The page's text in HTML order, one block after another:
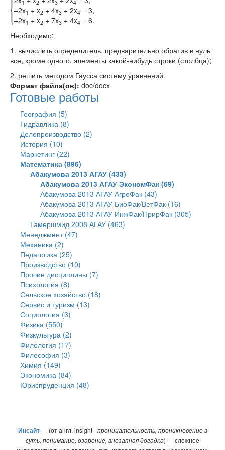
1 2 3 4
–2x1 + x2+ 4x3 + 2x4 = 3,
–2x1 + x2+ 7x3 + 4x4 = 6.
Необходимо:
1. вычислить определитель, предварительно обратив в нуль
все, кроме одного, элементы какой-нибудь строки (столбца);
2. решить методом Гаусса систему уравнений.
Формат файла(ов): doc/docx
Готовые работы
География (5)
Гидравлика (8)
Делопроизводство (2)
История (10)
Маркетинг (22)
Математика (896)
Абакумова 2013 АГАУ (433)
Абакумова 2013 АГАУ ЭкономФак (69)
Абакумова 2013 АГАУ АгроФак (43)
Абакумова 2013 АГАУ БиоФак/ВетФак (16)
Абакумова 2013 АГАУ ИнжФак/ПрирФак (305)
Гамершмид 2008 АГАУ (463)
Менеджмент (47)
Механика (2)
Педагогика (25)
Производство (10)
Прочие дисциплины (7)
Психология (8)
Сельское хозяйство (18)
Сервис и туризм (13)
Социология (3)
Физика (550)
Физкультура (2)
Филология (17)
Философия (3)
Химия (149)
Экономика (84)
Юриспруденция (48)
Инсайт — (от англ. insight -проницательность, проникновение в
суть, понимание, озарение, внезапная догадка) — сложное